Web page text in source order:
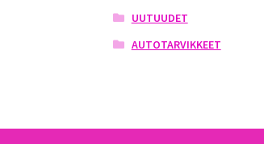
UUTUUDET
AUTOTARVIKKEET